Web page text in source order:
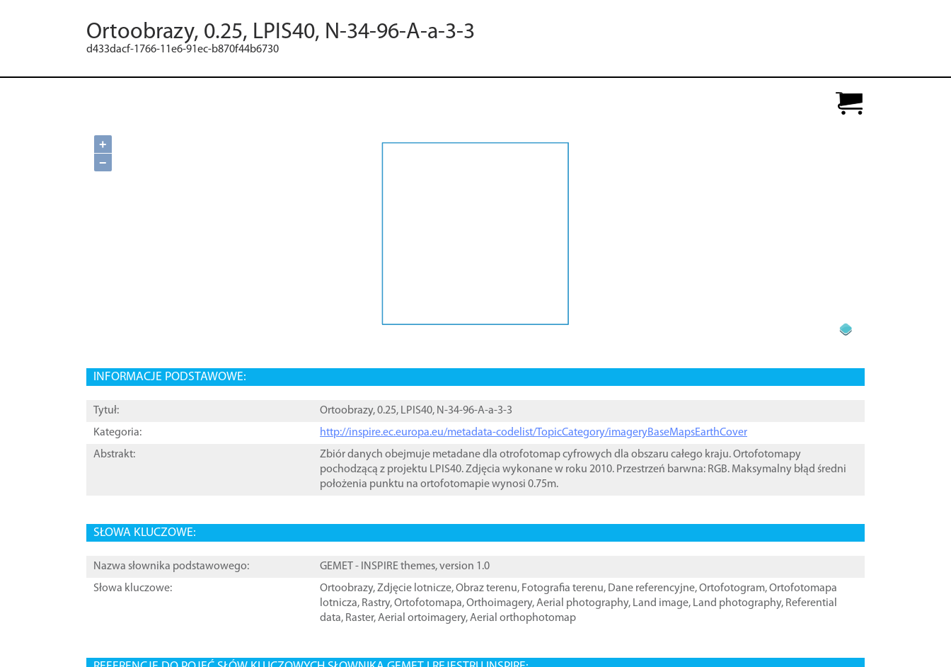
Ortoobrazy, 0.25, LPIS40, N-34-96-A-a-3-3
d433dacf-1766-11e6-91ec-b870f44b6730
+
−
INFORMACJE PODSTAWOWE:
Tytuł:
Ortoobrazy, 0.25, LPIS40, N-34-96-A-a-3-3
Kategoria:
http://inspire.ec.europa.eu/metadata-codelist/TopicCategory/imageryBaseMapsEarthCover
Abstrakt:
Zbiór danych obejmuje metadane dla otrofotomap cyfrowych dla obszaru całego kraju. Ortofotomapy
pochodzącą z projektu LPIS40. Zdjęcia wykonane w roku 2010. Przestrzeń barwna: RGB. Maksymalny błąd średni
położenia punktu na ortofotomapie wynosi 0.75m.
SŁOWA KLUCZOWE:
Nazwa słownika podstawowego:
GEMET - INSPIRE themes, version 1.0
Słowa kluczowe:
Ortoobrazy,Zdjęcie lotnicze,Obraz terenu, Fotografia terenu, Dane referencyjne,Ortofotogram,Ortofotomapa
lotnicza, Rastry,Ortofotomapa,Orthoimagery,Aerial photography, Land image, Land photography, Referential
data, Raster,Aerial ortoimagery,Aerial orthophotomap